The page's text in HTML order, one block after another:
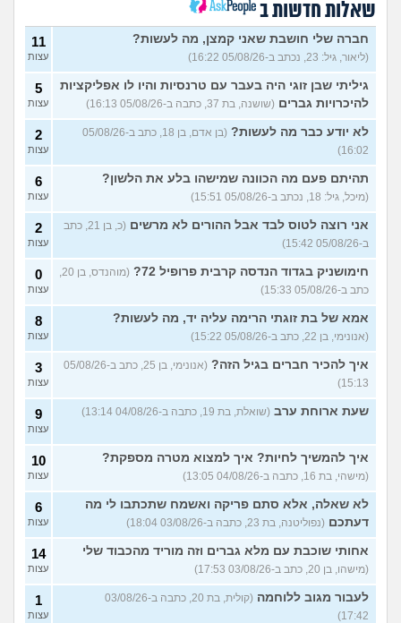
במה לעבוד? (אנונימי, בן 17)
שחוק עד דמעות מעבודה
זמנית: האם לחתום אבטלה
ולהשקיע בהייטק או למצוא
עבודה אחרת?
(סטודנט, בן 22)
3
עצות
איך מוצאים עבודה בעיר שלי?
(אסי, בן 38)
5
עצות
האם כדאי עגלות באמריקה/
קוסמטיקה?
(אנגל, בת 22)
3
עצות
מסיימת תואר במדמח ולא
יודעת לאן להמשיך מפה
בת 23)
3
עצות
שאלות על המקצוע של הנהלת
חשבונות (מישהי, בת 30)
5
עצות
איך לשפר את הנושא
התעסוקתי? (אנונימית, בת 27)
4
עצות
איך להבין מה הכיוון שלי?
(אנונימית, בת 21)
4
עצות
עוד שאלות חדשות במדור
שאלות חדשות ב
חברה שלי חושבת שאני קמצן, מה לעשות?
(ליאור, גיל: 23, נכתב ב-05/08/26 16:22)
11
עצות
גיליתי שבן זוגי היה בעבר עם טרנסיות והיו לו אפליקציות
להיכרויות גברים (שושנה, בת 37, כתבה ב-05/08/26 16:13)
5
עצות
לא יודע כבר מה לעשות?
(בן אדם, בן 18, כתב ב-05/08/26
16:02)
2
עצות
תהיתם פעם מה הכוונה שמישהו בלע את הלשון?
(מיכל, גיל: 18, נכתב ב-05/08/26 15:51)
6
עצות
אני רוצה לטוס לבד אבל ההורים לא מרשים
(כ, בן 21, כתב
ב-05/08/26 15:42)
2
עצות
חימושניק בגדוד הנדסה קרבית פרופיל 72?
(מוהנדס, בן 20,
כתב ב-05/08/26 15:33)
0
עצות
אמא של בת זוגתי הרימה עליה יד, מה לעשות?
(אנונימי, בן 22, כתב ב-05/08/26 15:22)
8
עצות
איך להכיר חברים בגיל הזה?
(אנונימי, בן 25, כתב ב-05/08/26
15:13)
3
עצות
שעת ארוחת ערב (שואלת, בת 19, כתבה ב-04/08/26 13:14) 9
עצות
איך להמשיך לחיות? איך למצוא מטרה מספקת?
(מישהי, בת 16, כתבה ב-04/08/26 13:05)
10
עצות
לא שאלה, אלא סתם פריקה ואשמח שתכתבו לי מה
דעתכם (נפוליטנה, בת 23, כתבה ב-03/08/26 18:04)
6
עצות
אחותי שוכבת עם מלא גברים וזה מוריד מהכבוד שלי
(מישהו, בן 20, כתב ב-03/08/26 17:53)
14
עצות
לעבור מגוב ללוחמה
(קולית, בת 20, כתבה ב-03/08/26
17:42)
1
עצות